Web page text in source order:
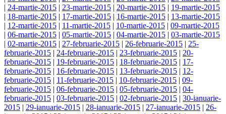
| 24-martie-2015 | 23-martie-2015 | 20-martie-2015 | 19-martie-2015
| 18-martie-2015 | 17-martie-2015 | 16-martie-2015 | 13-martie-2015
| 12-martie-2015 | 11-martie-2015 | 10-martie-2015 | 09-martie-2015
| 06-martie-2015 | 05-martie-2015 | 04-martie-2015 | 03-martie-2015
| 02-martie-2015 | 27-februarie-2015 | 26-februarie-2015 | 25-
februarie-2015 | 24-februarie-2015 | 23-februarie-2015 | 20-
februarie-2015 | 19-februarie-2015 | 18-februarie-2015 | 17-
februarie-2015 | 16-februarie-2015 | 13-februarie-2015 | 12-
februarie-2015 | 11-februarie-2015 | 10-februarie-2015 | 09-
februarie-2015 | 06-februarie-2015 | 05-februarie-2015 | 04-
februarie-2015 | 03-februarie-2015 | 02-februarie-2015 | 30-ianuarie-
2015 | 29-ianuarie-2015 | 28-ianuarie-2015 | 27-ianuarie-2015 | 26-